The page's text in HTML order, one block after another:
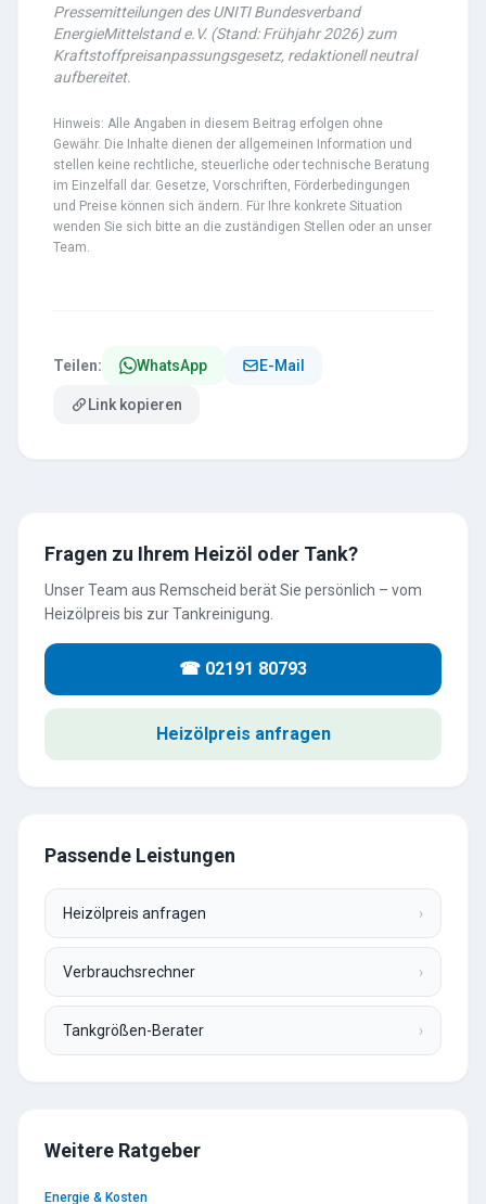
Pressemitteilungen des UNITI Bundesverband
EnergieMittelstand e.V. (Stand: Frühjahr 2026) zum
Kraftstoffpreisanpassungsgesetz, redaktionell neutral
aufbereitet.
Hinweis: Alle Angaben in diesem Beitrag erfolgen ohne
Gewähr. Die Inhalte dienen der allgemeinen Information und
stellen keine rechtliche, steuerliche oder technische Beratung
im Einzelfall dar. Gesetze, Vorschriften, Förderbedingungen
und Preise können sich ändern. Für Ihre konkrete Situation
wenden Sie sich bitte an die zuständigen Stellen oder an unser
Team.
Teilen: WhatsApp E-Mail
Link kopieren
Fragen zu Ihrem Heizöl oder Tank?
Unser Team aus Remscheid berät Sie persönlich – vom
Heizölpreis bis zur Tankreinigung.
☎ 02191 80793
Heizölpreis anfragen
Passende Leistungen
Heizölpreis anfragen ›
Verbrauchsrechner ›
Tankgrößen-Berater ›
Weitere Ratgeber
Energie & Kosten